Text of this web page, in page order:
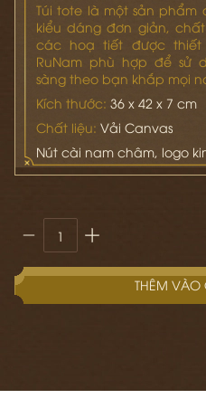
Túi tote là một sản
kiểu dáng đơn giản,
các hoạ tiết được thiết
RuNam phù hợp để sử
sàng theo bạn khắp mọi
Kích thước: 36 x 42 x 7 cm
Chất liệu: Vải Canvas
Nút cài nam châm, logo
THÊM